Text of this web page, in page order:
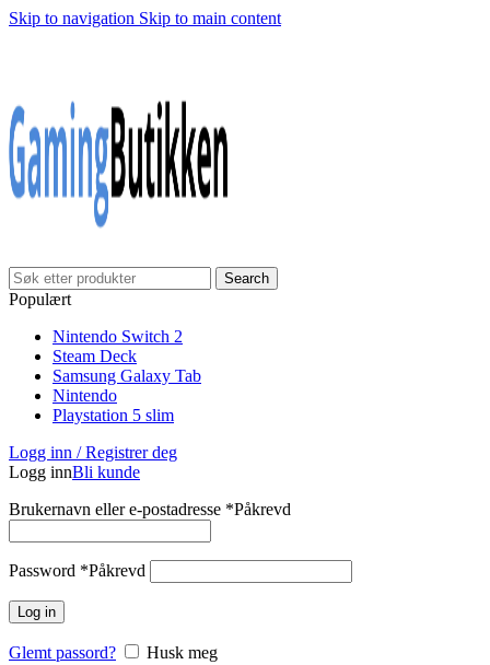
Skip to navigation Skip to main content
Search
Populært
Nintendo Switch 2
Steam Deck
Samsung Galaxy Tab
Nintendo
Playstation 5 slim
Logg inn / Registrer deg
Logg innBli kunde
Brukernavn eller e-postadresse *Påkrevd
Password *Påkrevd
Log in
Glemt passord?
Husk meg